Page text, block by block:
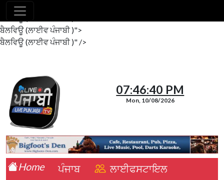
ਬੈਲਵਿਊ (ਲਾਈਵ ਪੰਜਾਬੀ )"/>
ਬੈਲਵਿਊ (ਲਾਈਵ ਪੰਜਾਬੀ )">
ਬੈਲਵਿਊ (ਲਾਈਵ ਪੰਜਾਬੀ )" />
07:46:41 PM
Mon, 10/08/2026
Home ਪੰਜਾਬ
ਲਾਈਫਸਟਾਇਲ